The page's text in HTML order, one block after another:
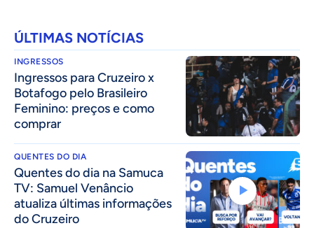
ÚLTIMAS NOTÍCIAS
INGRESSOS
Ingressos para Cruzeiro x
Botafogo pelo Brasileiro
Feminino: preços e como
comprar
QUENTES DO DIA
Quentes do dia na Samuca
TV: Samuel Venâncio
atualiza últimas informações
do Cruzeiro